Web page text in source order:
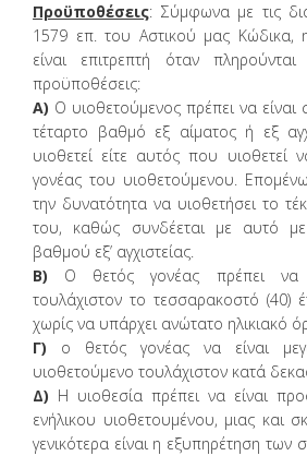
Προϋποθέσεις: Σύμφωνα με τις
1579 επ. του Αστικού μας Κώδικα,
είναι επιτρεπτή όταν
προϋποθέσεις:
Α) Ο υιοθετούμενος πρέπει να είναι
τέταρτο βαθμό εξ αίματος ή εξ
υιοθετεί είτε αυτός που υιοθετεί
γονέας του υιοθετούμενου.
την δυνατότητα να υιοθετήσει το
του, καθώς συνδέεται με αυτό
βαθμού εξ’ αγχιστείας.
Β) O θετός γονέας πρέπει να
τουλάχιστον το τεσσαρακοστό (40)
χωρίς να υπάρχει ανώτατο ηλικιακό
Γ) ο θετός γονέας να είναι
υιοθετούμενο τουλάχιστον κατά
Δ) Η υιοθεσία πρέπει να είναι
ενήλικου υιοθετουμένου, μιας και
γενικότερα είναι η εξυπηρέτηση